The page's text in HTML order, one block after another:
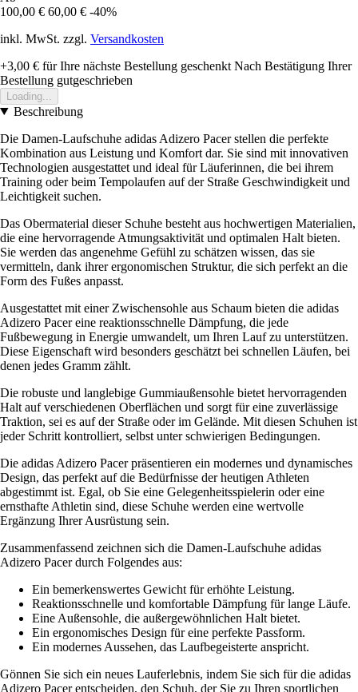
100,00 € 60,00 € -40%
inkl. MwSt. zzgl. Versandkosten
+3,00 € für Ihre nächste Bestellung geschenkt Nach Bestätigung Ihrer
Bestellung gutgeschrieben
Loading...
Beschreibung
Die Damen-Laufschuhe adidas Adizero Pacer stellen die perfekte
Kombination aus Leistung und Komfort dar. Sie sind mit innovativen
Technologien ausgestattet und ideal für Läuferinnen, die bei ihrem
Training oder beim Tempolaufen auf der Straße Geschwindigkeit und
Leichtigkeit suchen.
Das Obermaterial dieser Schuhe besteht aus hochwertigen Materialien,
die eine hervorragende Atmungsaktivität und optimalen Halt bieten.
Sie werden das angenehme Gefühl zu schätzen wissen, das sie
vermitteln, dank ihrer ergonomischen Struktur, die sich perfekt an die
Form des Fußes anpasst.
Ausgestattet mit einer Zwischensohle aus Schaum bieten die adidas
Adizero Pacer eine reaktionsschnelle Dämpfung, die jede
Fußbewegung in Energie umwandelt, um Ihren Lauf zu unterstützen.
Diese Eigenschaft wird besonders geschätzt bei schnellen Läufen, bei
denen jedes Gramm zählt.
Die robuste und langlebige Gummiaußensohle bietet hervorragenden
Halt auf verschiedenen Oberflächen und sorgt für eine zuverlässige
Traktion, sei es auf der Straße oder im Gelände. Mit diesen Schuhen ist
jeder Schritt kontrolliert, selbst unter schwierigen Bedingungen.
Die adidas Adizero Pacer präsentieren ein modernes und dynamisches
Design, das perfekt auf die Bedürfnisse der heutigen Athleten
abgestimmt ist. Egal, ob Sie eine Gelegenheitsspielerin oder eine
ernsthafte Athletin sind, diese Schuhe werden eine wertvolle
Ergänzung Ihrer Ausrüstung sein.
Zusammenfassend zeichnen sich die Damen-Laufschuhe adidas
Adizero Pacer durch Folgendes aus:
Ein bemerkenswertes Gewicht für erhöhte Leistung.
Reaktionsschnelle und komfortable Dämpfung für lange Läufe.
Eine Außensohle, die außergewöhnlichen Halt bietet.
Ein ergonomisches Design für eine perfekte Passform.
Ein modernes Aussehen, das Laufbegeisterte anspricht.
Gönnen Sie sich ein neues Lauferlebnis, indem Sie sich für die adidas
Adizero Pacer entscheiden, den Schuh, der Sie zu Ihren sportlichen